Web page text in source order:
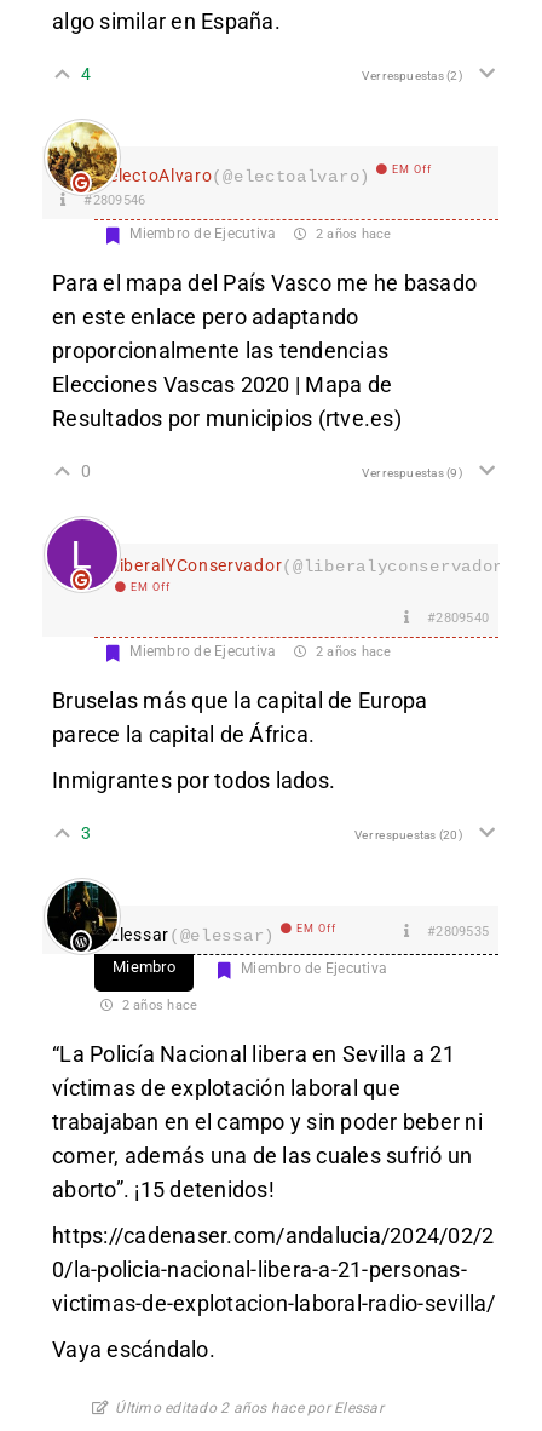
algo similar en España.
4 Ver respuestas(2)
electoAlvaro(@electoalvaro) EM Off
#2809546
Miembro de Ejecutiva 2 años hace
Para el mapa del País Vasco me he basado
en este enlace pero adaptando
proporcionalmente las tendencias
Elecciones Vascas 2020 | Mapa de
Resultados por municipios (rtve.es)
0 Ver respuestas(9)
LiberalYConservador
EM Off
#2809540
Miembro de Ejecutiva 2 años hace
Bruselas más que la capital de Europa
parece la capital de África.
Inmigrantes por todos lados.
3 Ver respuestas (20)
Elessar(@elessar) EM Off #2809535
Miembro Miembro de Ejecutiva
2 años hace
“La Policía Nacional libera en Sevilla a 21
víctimas de explotación laboral que
trabajaban en el campo y sin poder beber ni
comer, además una de las cuales sufrió un
aborto”. ¡15 detenidos!
https://cadenaser.com/andalucia/2024/02/2
0/la-policia-nacional-libera-a-21-personas-
victimas-de-explotacion-laboral-radio-sevilla/
Vaya escándalo.
Último editado 2 años hace por Elessar